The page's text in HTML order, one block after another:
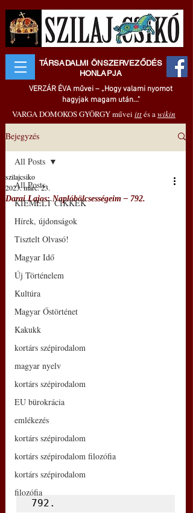
TÁRSADALMI ÖNSZERVEZŐDÉS
HONLAPJA
VERZÁR ÉVA művei – „Hogy valami nyomot
hagyjak magam után..."
VARGA DOMOKOS GYÖRGY művei ittés awikin
Bejegyzés
All Posts
KIEMELT CIKKEK
Hírek, újdonságok
Tisztelt Olvasó!
Magyar Idő
Új Történelem
Kultúra
Magyar Őstörténet
Kakukk
kortárs szépirodalom
magyar nyelv
kortárs szépirodalom
EU bürokrácia
emlékezés
kortárs szépirodalom
kortárs szépirodalom filozófia
kortárs szépirodalom
filozófia
All Posts
Darai Lajos: Naplóbölcsességeim – 792.
szilajcsiko
2023. márc. 23.
792.